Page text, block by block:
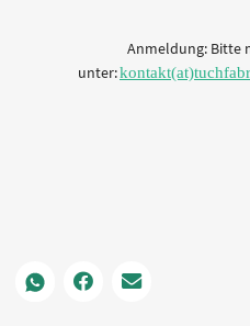
Anmeldung: Bitte
unter: